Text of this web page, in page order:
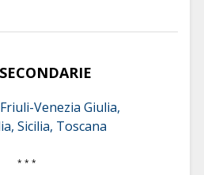
Venezia Giulia,
Sicilia, Toscana
* * *